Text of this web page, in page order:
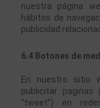
nuestra página
hábitos de
publicidad
6.4 Botones de
En nuestro sitio
publicitar paginas
“tweet”) en